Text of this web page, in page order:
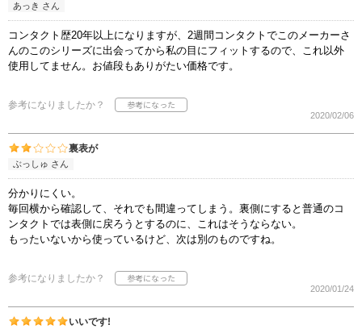
あっき さん
コンタクト歴20年以上になりますが、2週間コンタクトでこのメーカーさ
んのこのシリーズに出会ってから私の目にフィットするので、これ以外
使用してません。お値段もありがたい価格です。
参考になりましたか？
2020/02/06
裏表が
ぶっしゅ さん
分かりにくい。
毎回横から確認して、それでも間違ってしまう。裏側にすると普通のコ
ンタクトでは表側に戻ろうとするのに、これはそうならない。
もったいないから使っているけど、次は別のものですね。
参考になりましたか？
2020/01/24
いいです!